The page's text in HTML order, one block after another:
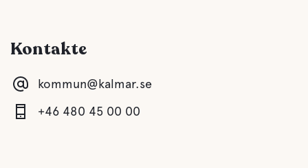
Kontakte
kommun@kalmar.se
+46 480 45 00 00